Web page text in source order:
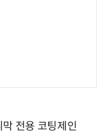
전용 코팅제인